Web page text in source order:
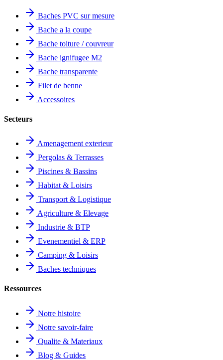
Baches PVC sur mesure
Bache a la coupe
Bache toiture / couvreur
Bache ignifugee M2
Bache transparente
Filet de benne
Accessoires
Secteurs
Amenagement exterieur
Pergolas & Terrasses
Piscines & Bassins
Habitat & Loisirs
Transport & Logistique
Agriculture & Elevage
Industrie & BTP
Evenementiel & ERP
Camping & Loisirs
Baches techniques
Ressources
Notre histoire
Notre savoir-faire
Qualite & Materiaux
Blog & Guides